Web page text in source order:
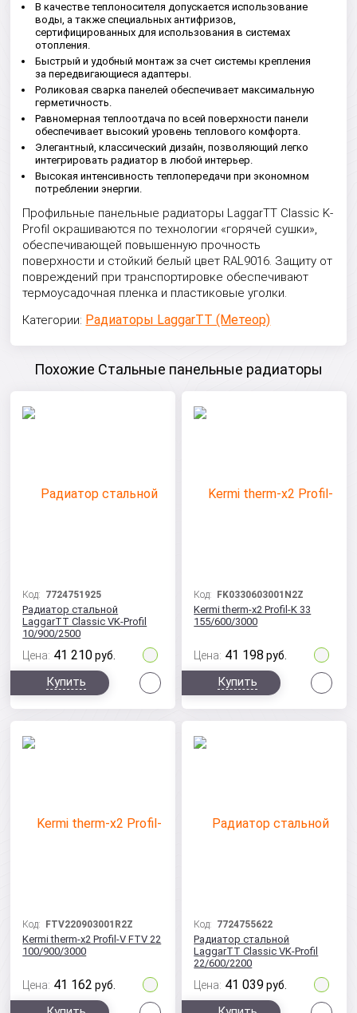
В качестве теплоносителя допускается использование
воды, а также специальных антифризов,
сертифицированных для использования в системах
отопления.
Быстрый и удобный монтаж за счет системы крепления
за передвигающиеся адаптеры.
Роликовая сварка панелей обеспечивает максимальную
герметичность.
Равномерная теплоотдача по всей поверхности панели
обеспечивает высокий уровень теплового комфорта.
Элегантный, классический дизайн, позволяющий легко
интегрировать радиатор в любой интерьер.
Высокая интенсивность теплопередачи при экономном
потреблении энергии.
Профильные панельные радиаторы LaggarTT Classic K-
Profil окрашиваются по технологии «горячей сушки»,
обеспечивающей повышенную прочность
поверхности и стойкий белый цвет RAL9016. Защиту от
повреждений при транспортировке обеспечивают
термоусадочная пленка и пластиковые уголки.
Категории: Радиаторы LaggarTT (Метеор)
Похожие Стальные панельные радиаторы
Код: 7724751925
Радиатор стальной
LaggarTT Classic VK-Profil
10/900/2500
Цена: 41 210 руб.
Купить
Код: FK0330603001N2Z
Kermi therm-x2 Profil-K 33
155/600/3000
Цена: 41 198 руб.
Купить
Код: FTV220903001R2Z
Kermi therm-x2 Profil-V FTV 22
100/900/3000
Цена: 41 162 руб.
Код: 7724755622
Радиатор стальной
LaggarTT Classic VK-Profil
22/600/2200
Цена: 41 039 руб.